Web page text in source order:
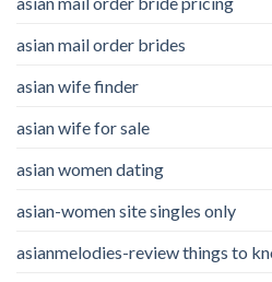
asian mail order brides
asian wife finder
asian wife for sale
asian women dating
asian-women site singles only
asianmelodies-review things to